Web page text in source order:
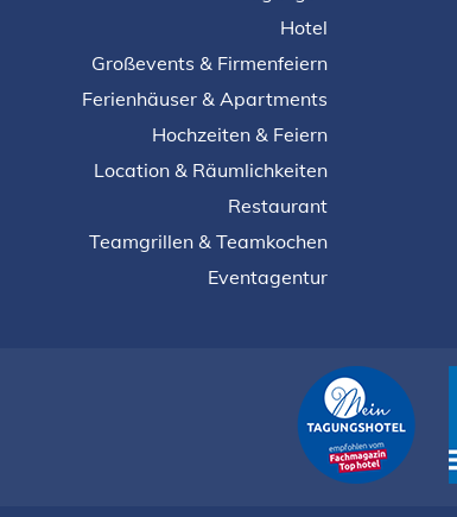
Hotel
Großevents & Firmenfeiern
Ferienhäuser & Apartments
Hochzeiten & Feiern
Location & Räumlichkeiten
Restaurant
Teamgrillen & Teamkochen
Eventagentur